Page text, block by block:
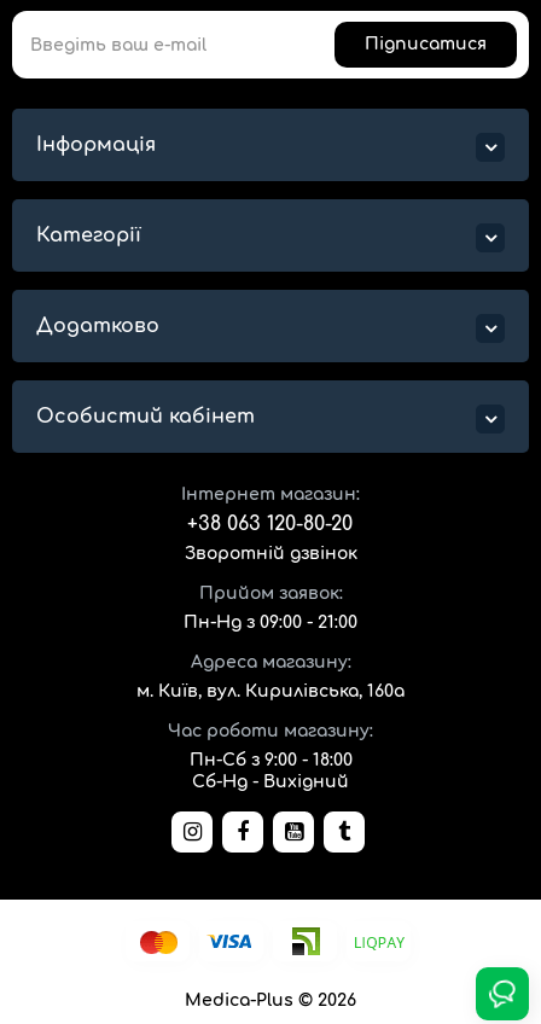
Підписатися
Інформація
Категорії
Додатково
Особистий кабінет
Інтернет магазин:
+38 063 120-80-20
Зворотній дзвінок
Прийом заявок:
Пн-Нд з 09:00 - 21:00
Адреса магазину:
м. Київ, вул. Кирилівська, 160а
Час роботи магазину:
Пн-Сб з 9:00 - 18:00
Сб-Нд - Вихідний
Medica-Plus © 2026